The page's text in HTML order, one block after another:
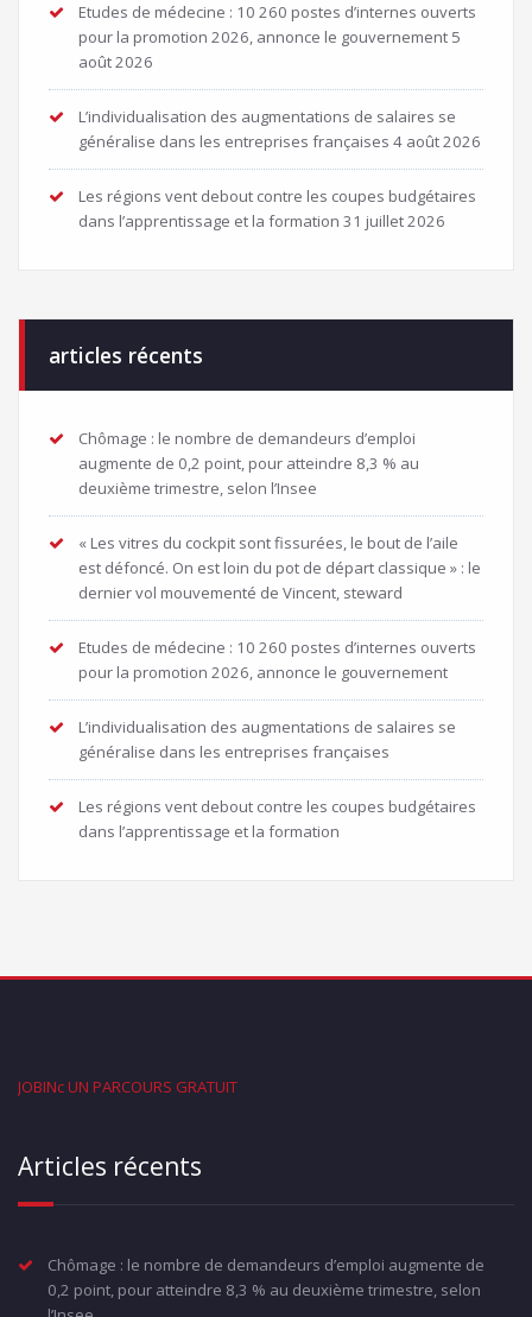
Etudes de médecine : 10 260 postes d’internes ouverts
pour la promotion 2026, annonce le gouvernement 5
août 2026
L’individualisation des augmentations de salaires se
généralise dans les entreprises françaises 4 août 2026
Les régions vent debout contre les coupes budgétaires
dans l’apprentissage et la formation 31 juillet 2026
articles récents
Chômage : le nombre de demandeurs d’emploi
augmente de 0,2 point, pour atteindre 8,3 % au
deuxième trimestre, selon l’Insee
« Les vitres du cockpit sont fissurées, le bout de l’aile
est défoncé. On est loin du pot de départ classique » : le
dernier vol mouvementé de Vincent, steward
Etudes de médecine : 10 260 postes d’internes ouverts
pour la promotion 2026, annonce le gouvernement
L’individualisation des augmentations de salaires se
généralise dans les entreprises françaises
Les régions vent debout contre les coupes budgétaires
dans l’apprentissage et la formation
JOBINc UN PARCOURS GRATUIT
Articles récents
Chômage : le nombre de demandeurs d’emploi augmente de
0,2 point, pour atteindre 8,3 % au deuxième trimestre, selon